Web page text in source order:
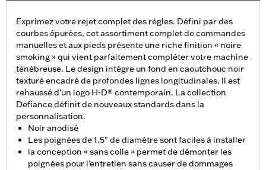
Exprimez votre rejet complet des règles. Défini par des
courbes épurées, cet assortiment complet de commandes
manuelles et aux pieds présente une riche finition « noire
smoking » qui vient parfaitement compléter votre machine
ténébreuse. Le design intègre un fond en caoutchouc noir
texturé encadré de profondes lignes longitudinales. Il est
rehaussé d’un logo H-D® contemporain. La collection
Defiance définit de nouveaux standards dans la
personnalisation.
Noir anodisé
Les poignées de 1.5" de diamètre sont faciles à installer
la conception « sans colle » permet de démonter les
poignées pour l’entretien sans causer de dommages